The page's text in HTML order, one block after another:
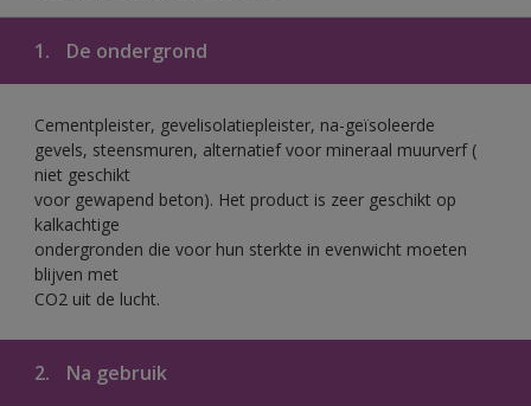
1. De ondergrond
Cementpleister, gevelisolatiepleister, na-geïsoleerde
gevels, steensmuren, alternatief voor mineraal muurverf (
niet geschikt
voor gewapend beton). Het product is zeer geschikt op
kalkachtige
ondergronden die voor hun sterkte in evenwicht moeten
blijven met
CO2 uit de lucht.
2. Na gebruik